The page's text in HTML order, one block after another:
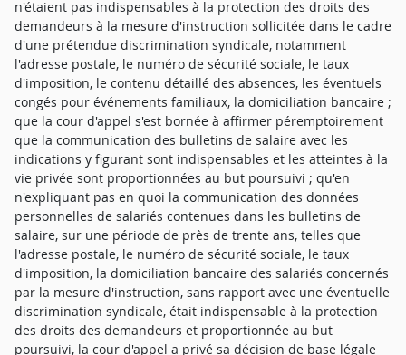
n'étaient pas indispensables à la protection des droits des
demandeurs à la mesure d'instruction sollicitée dans le cadre
d'une prétendue discrimination syndicale, notamment
l'adresse postale, le numéro de sécurité sociale, le taux
d'imposition, le contenu détaillé des absences, les éventuels
congés pour événements familiaux, la domiciliation bancaire ;
que la cour d'appel s'est bornée à affirmer péremptoirement
que la communication des bulletins de salaire avec les
indications y figurant sont indispensables et les atteintes à la
vie privée sont proportionnées au but poursuivi ; qu'en
n'expliquant pas en quoi la communication des données
personnelles de salariés contenues dans les bulletins de
salaire, sur une période de près de trente ans, telles que
l'adresse postale, le numéro de sécurité sociale, le taux
d'imposition, la domiciliation bancaire des salariés concernés
par la mesure d'instruction, sans rapport avec une éventuelle
discrimination syndicale, était indispensable à la protection
des droits des demandeurs et proportionnée au but
poursuivi, la cour d'appel a privé sa décision de base légale